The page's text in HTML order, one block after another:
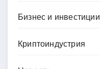
Бизнес и инвестиции
Криптоиндустрия